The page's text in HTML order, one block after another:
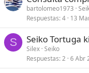
bartolomeo1973
Respuestas 4 13
S Seiko Tortuga
Silex Seiko
Respuestas 2 6 Abr